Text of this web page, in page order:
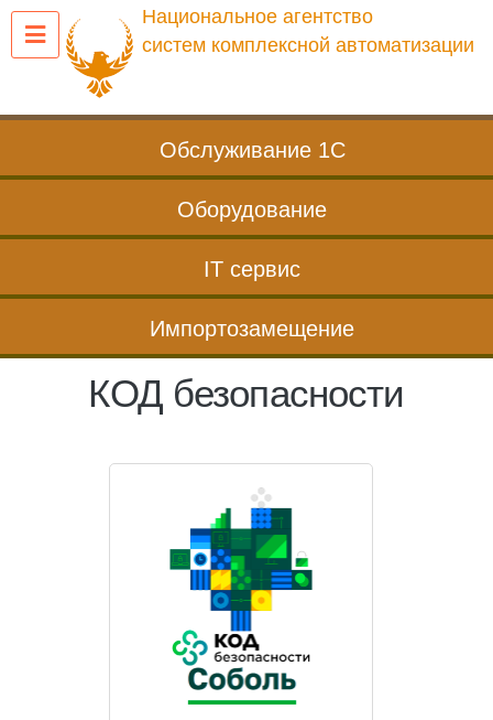
Перейти
содержанию
Национальное агентство
систем комплексной автоматизации
Обслуживание 1С
Оборудование
IT сервис
Импортозамещение
КОД безопасности